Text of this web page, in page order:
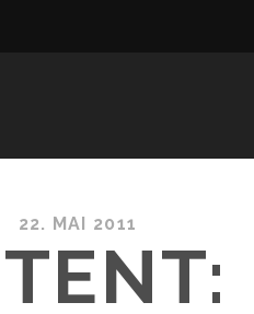
22. MAI 2011